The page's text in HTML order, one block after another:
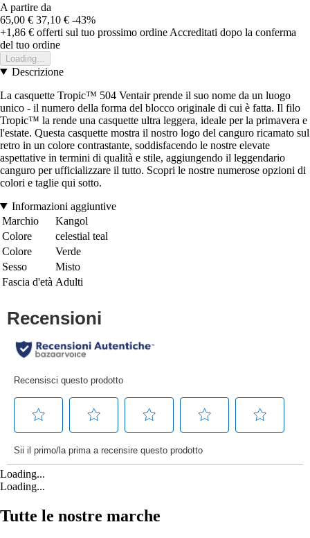
A partire da
65,00 € 37,10 € -43%
+1,86 € offerti sul tuo prossimo ordine Accreditati dopo la conferma
del tuo ordine
Loading...
Descrizione
La casquette Tropic™ 504 Ventair prende il suo nome da un luogo
unico - il numero della forma del blocco originale di cui è fatta. Il filo
Tropic™ la rende una casquette ultra leggera, ideale per la primavera e
l'estate. Questa casquette mostra il nostro logo del canguro ricamato sul
retro in un colore contrastante, soddisfacendo le nostre elevate
aspettative in termini di qualità e stile, aggiungendo il leggendario
canguro per ufficializzare il tutto. Scopri le nostre numerose opzioni di
colori e taglie qui sotto.
Informazioni aggiuntive
Marchio
Kangol
Colore
celestial teal
Colore
Verde
Sesso
Misto
Fascia d'età Adulti
Loading...
Loading...
Tutte le nostre marche